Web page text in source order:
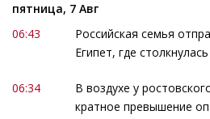
пятница, 7 Авг
06:43
Российская семья
Египет, где
06:34
В воздухе у
кратное превышение